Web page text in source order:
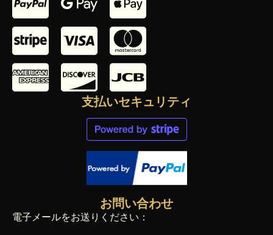
支払いセキュリティ
お問い合わせ
電子メールをお送りください：